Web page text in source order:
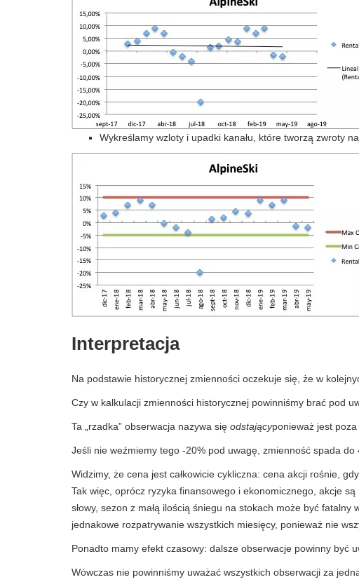
Wykreślamy wzloty i upadki kanału, które tworzą zwroty
Interpretacja
Na podstawie historycznej zmienności oczekuje się, że w
Czy w kalkulacji zmienności historycznej powinniśmy brać pod
Ta „rzadka” obserwacja nazywa się odstającyponieważ jest
Jeśli nie weźmiemy tego -20% pod uwagę, zmienność spada do
Widzimy, że cena jest całkowicie cykliczna: cena akcji rośnie,
Tak więc, oprócz ryzyka finansowego i ekonomicznego, akcje
słowy, sezon z małą ilością śniegu na stokach może być
jednakowe rozpatrywanie wszystkich miesięcy, ponieważ nie
Ponadto mamy efekt czasowy: dalsze obserwacje powinny być
Wówczas nie powinniśmy uważać wszystkich obserwacji za